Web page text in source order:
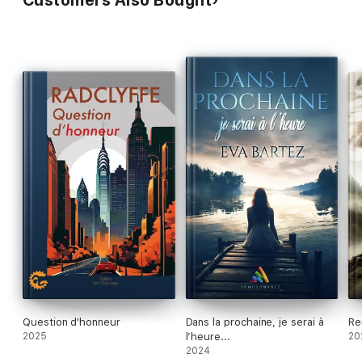
Question d'honneur
2025
Dans la prochaine, je serai à
l’heure...
2024